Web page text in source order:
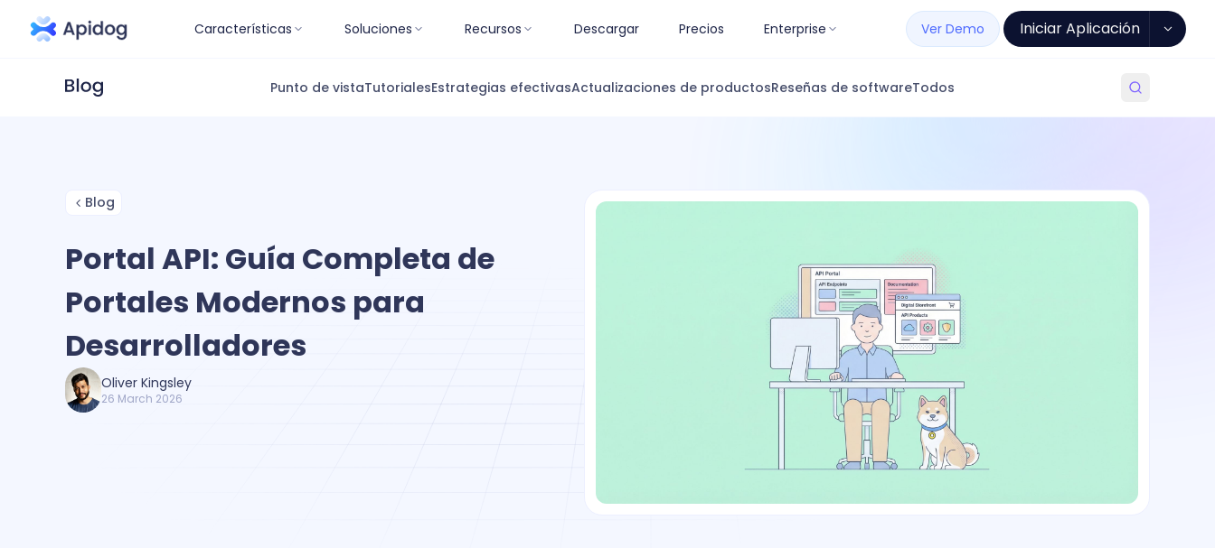
Características Soluciones Recursos Descargar Precios Enterprise Ver Demo Iniciar Aplicación
Punto de vistaTutorialesEstrategias efectivasActualizaciones de productosReseñas de softwareTodos
Blog
Portal API: Guía Completa de
Portales Modernos para
Desarrolladores
Oliver Kingsley
26 March 2026